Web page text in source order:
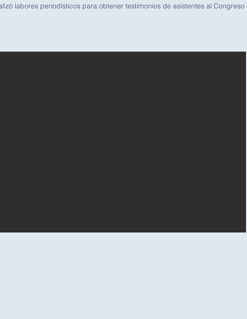
labores periodísticos para obtener testimonios de asistentes al Congreso